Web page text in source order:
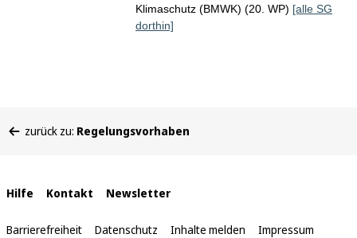
Klimaschutz (BMWK) (20. WP) [alle SG
dorthin]
befinden
zurück zu: Regelungsvorhaben
Interne
Links
Hilfe Kontakt Newsletter
Barrierefreiheit Datenschutz Inhalte melden Impressum